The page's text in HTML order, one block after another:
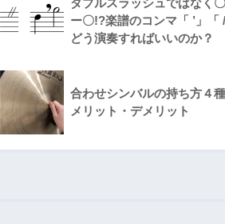
ダブルスラッシュではなく
ー〇!?楽譜のコンマ「 ’」「
どう演奏すればいいのか？
合わせシンバルの持ち方４
メリット・デメリット